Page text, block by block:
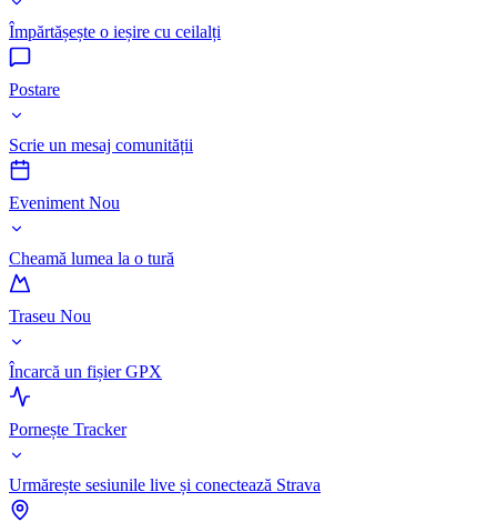
Împărtășește o ieșire cu ceilalți
Postare
Scrie un mesaj comunității
Eveniment Nou
Cheamă lumea la o tură
Traseu Nou
Încarcă un fișier GPX
Pornește Tracker
Urmărește sesiunile live și conectează Strava